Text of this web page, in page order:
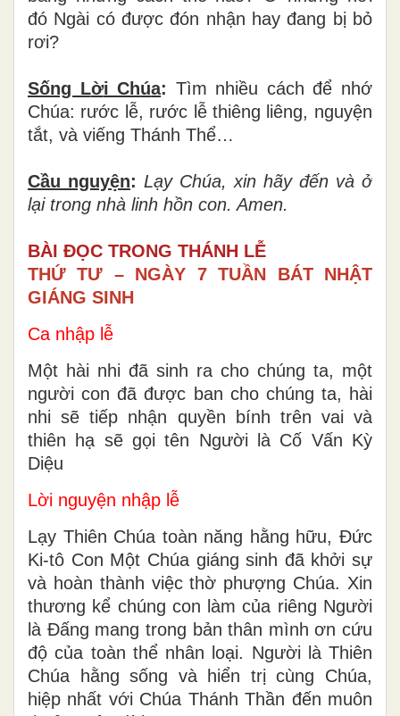
Chia sẻ :Chúa hiện diệnở giữ a dân Ngài
bằng nh
rơi?
Sống Lời Ch úa:Tìm nhi
tắt, vàviếng Thánh Thể…
lại trong nhàlinh hồn con. Amen.
BÀI ĐỌC TRONG THÁNH LỄ
THỨ TƯ
GIÁNG SINH
Ca nhập lễ
Một hài nhi đã sinh ra cho chúng ta, một
người con đã được ban cho chúng ta, hài
nhi sẽ tiếp nhận quyền bính trên vai và
thiên hạ sẽ gọi tên Người là Cố Vấn Kỳ
Diệu
Lời nguyện nhập lễ
Lạy Thiên Chúa toàn năng hằng hữu, Ðức
Ki-tô Con Một Chúa giáng sinh đã khởi sự
và hoàn thành việc thờ phượng Chúa. Xin
thương kể chúng con làm của riêng Người
là Ðấng mang trong bản thân mình ơn cứu
độ của toàn thể nhân loại. Người là Thiên